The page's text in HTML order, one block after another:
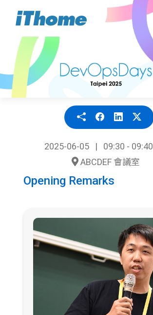
2025-06-05
09:30 - 09:40
ABCDEF 會議室
Opening Remarks